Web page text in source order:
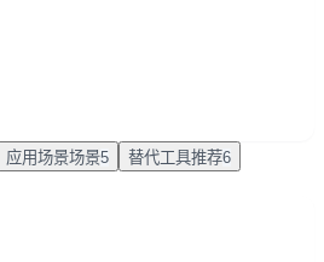
应用场景场景5 替代工具推荐6